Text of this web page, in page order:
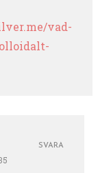
vad-
SVARA